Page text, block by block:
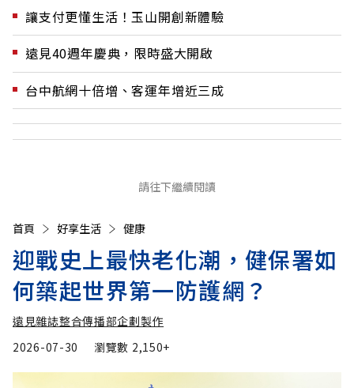
讓支付更懂生活！玉山開創新體驗
遠見40週年慶典，限時盛大開啟
台中航網十倍增、客運年增近三成
請往下繼續閱讀
首頁 好享生活 健康
迎戰史上最快老化潮，健保署如
何築起世界第一防護網？
遠見雜誌整合傳播部企劃製作
2026-07-30
瀏覽數 2,150+